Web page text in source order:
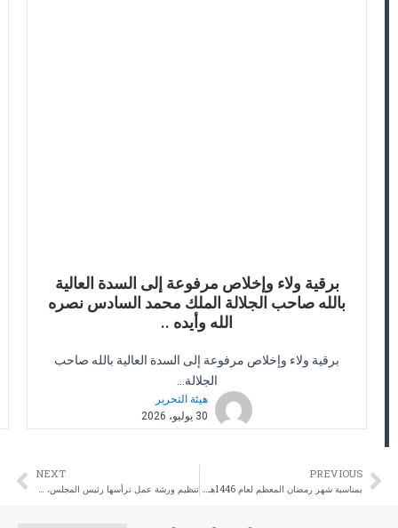
برقية ولاء وإخلاص مرفوعة إلى السدة العالية
بالله صاحب الجلالة الملك محمد السادس نصره
الله وأيده ..
برقية ولاء وإخلاص مرفوعة إلى السدة العالية بالله صاحب
الجلالة...
هيئة التحرير
30 يوليو، 2026
Prev
PREVIOUS
بمناسبة شهر رمضان المعظم لعام 1446هـ، الموافق للسنة الميلادية 2025، يتقدم رئيس مجلس إقليم الصويرة
NEXT
تنظيم ورشة عمل ترأسها رئيس المجلس، السيد كبير المعاشي وذلك بمقر مجلس إقليم الصويرة.